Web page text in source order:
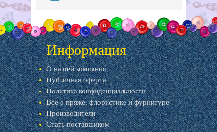
Информация
О нашей компании
Публичная оферта
Политика конфиденциальности
Все о пряже, флористике и фурнитуре
Производители
Стать поставщиком